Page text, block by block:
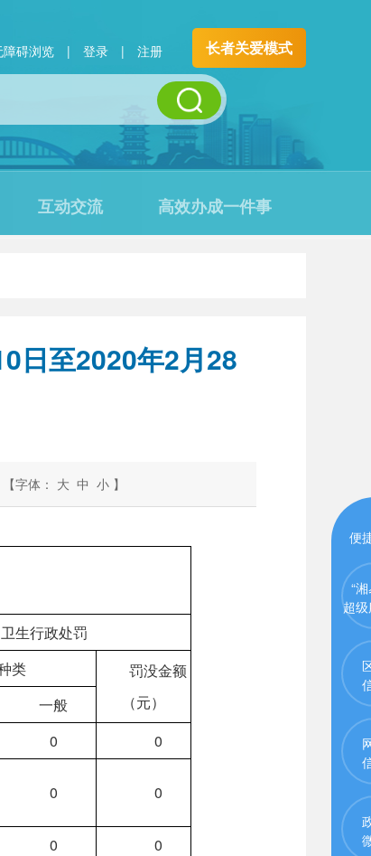
障碍浏览 | 登录 | 注册 长者关爱模式
互动交流 高效办成一件事
日至2020年2月28
【字体： 大 中 小 】
卫生行政处罚
类
罚没金额
（元）
一般
0
0
0 0
0
0
便
“
超